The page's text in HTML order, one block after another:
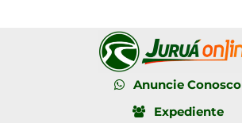
Anuncie Conosco
Expediente